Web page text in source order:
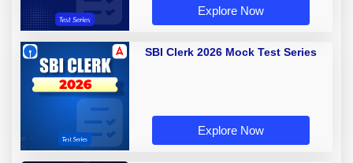
Explore Now
SBI Clerk 2026 Mock Test Series
Explore Now